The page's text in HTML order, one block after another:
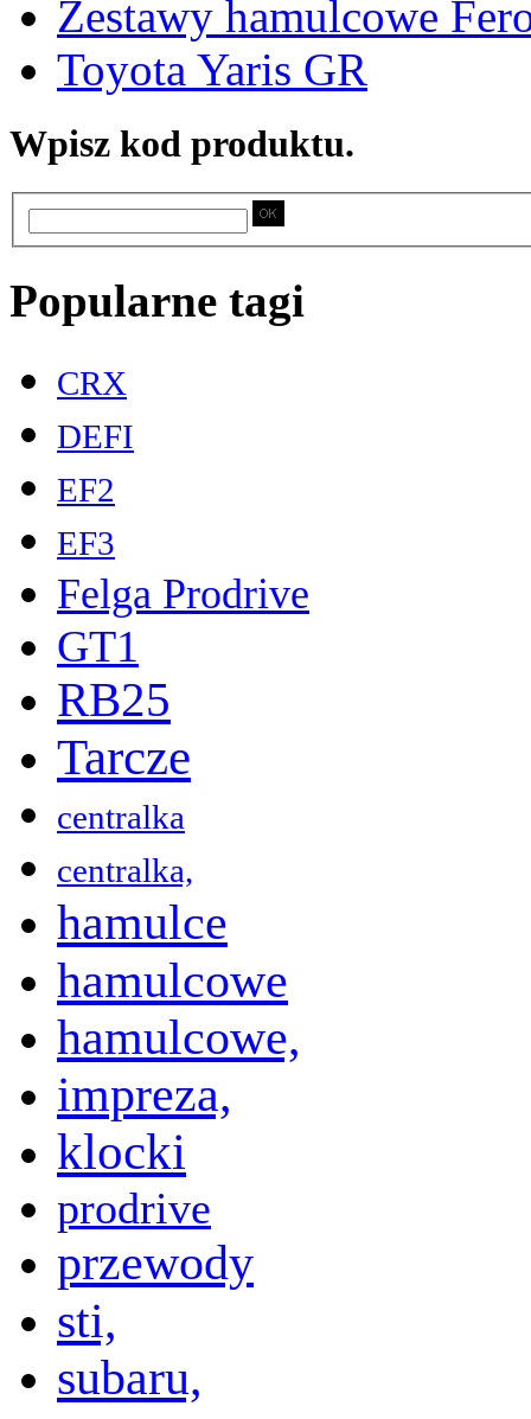
Zestawy hamulcowe
Toyota Yaris GR
Wpisz kod produktu.
Popularne tagi
CRX
DEFI
EF2
EF3
Felga Prodrive
GT1
RB25
Tarcze
centralka
centralka,
hamulce
hamulcowe
hamulcowe,
impreza,
klocki
prodrive
przewody
sti,
subaru,